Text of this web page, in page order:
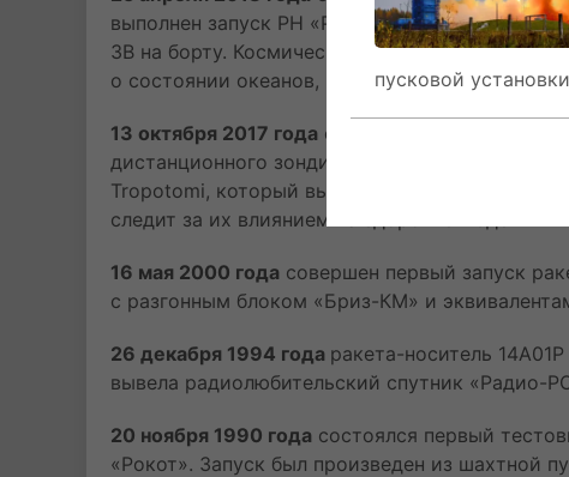
выполнен запуск РН «Рокот» со спутником
3B на борту. Космический аппарат
о состоянии океанов, морских льдов и
13 октября 2017 года с Космодрома Плесецк
дистанционного зондирования Земли Sentinel-
Tropotomi, который выявляет примеси газов и
следит за их влиянием на здоровье людей и
16 мая 2000 года совершен первый запуск
с разгонным блоком «Бриз-КМ» и
26 декабря 1994 года ракета-носитель
вывела радиолюбительский спутник «Радио-
20 ноября 1990 года состоялся первый
«Рокот». Запуск был произведен из шахтной
пусковой